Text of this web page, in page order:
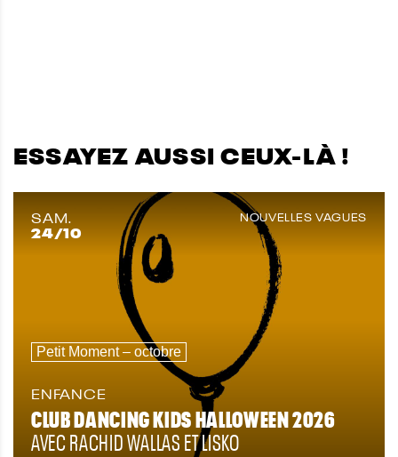
ESSAYEZ AUSSI CEUX-LÀ !
SAM.
24/10
NOUVELLES VAGUES
Petit Moment – octobre
ENFANCE
CLUB DANCING KIDS HALLOWEEN 2026
AVEC RACHID WALLAS ET LISKO